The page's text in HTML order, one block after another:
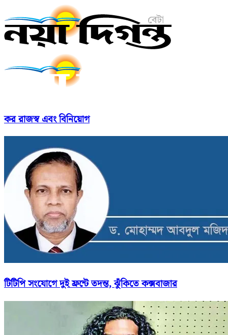
কর রাজস্ব এবং বিনিয়োগ
টিটিপি সংযোগে দুই ফ্রন্টে তদন্ত, ঝুঁকিতে কক্সবাজার